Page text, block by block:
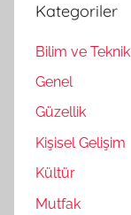
Kategoriler
Bilim ve Teknik
Genel
Güzellik
Kişisel Gelişim
Kültür
Mutfak